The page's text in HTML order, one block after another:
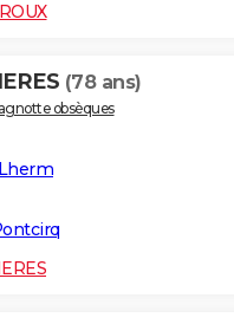
(78 ans)
obsèques
Lherm